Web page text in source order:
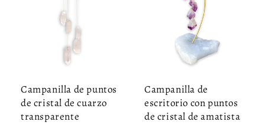
Campanilla de puntos
de cristal de cuarzo
transparente
Campanilla de
escritorio con puntos
de cristal de amatista